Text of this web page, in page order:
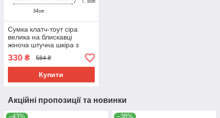
Сумка клатч-тоут сіра
велика на блискавці
жіноча штучна шкіра з
поліуретановою
обробкою.
330 ₴ 584 ₴
Купити
Акційні пропозиції та новинки
–43% –38%